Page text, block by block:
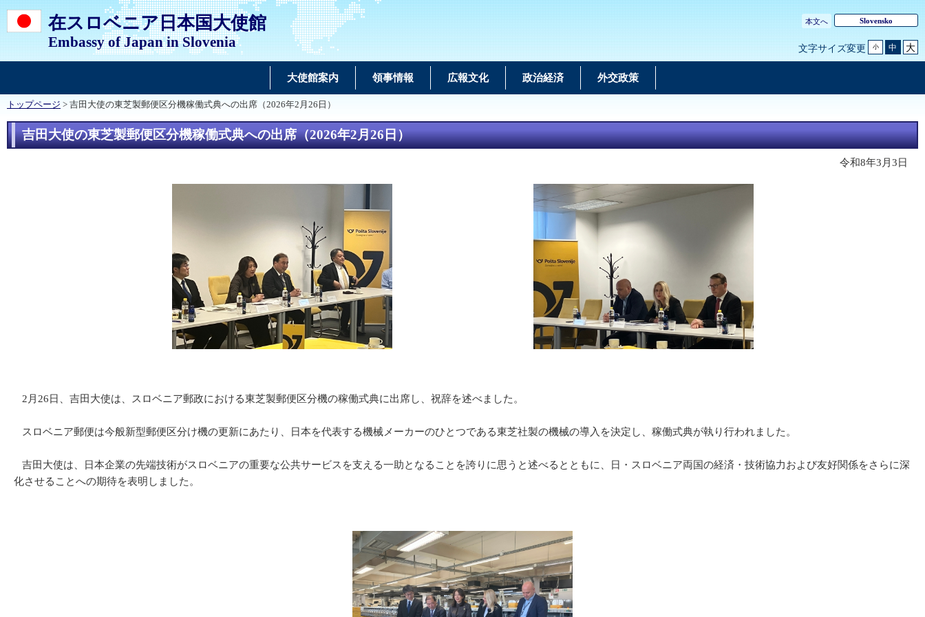
在スロベニア日本国大使館
Embassy of Japan in Slovenia
本文へ Slovensko
文字サイズ変更 小 中 大
大使館案内 領事情報 広報文化 政治経済 外交政策
トップページ > 吉田大使の東芝製郵便区分機稼働式典への出席（2026年2月26日）
吉田大使の東芝製郵便区分機稼働式典への出席（2026年2月26日）
令和8年3月3日
2月26日、吉田大使は、スロベニア郵政における東芝製郵便区分機の稼働式典に出席し、祝辞を述べました。
スロベニア郵便は今般新型郵便区分け機の更新にあたり、日本を代表する機械メーカーのひとつである東芝社製の機械の導入を決定し、稼働式典が執り行われました。
吉田大使は、日本企業の先端技術がスロベニアの重要な公共サービスを支える一助となることを誇りに思うと述べるとともに、日・スロベニア両国の経済・技術協力および友好関係をさらに深
化させることへの期待を表明しました。